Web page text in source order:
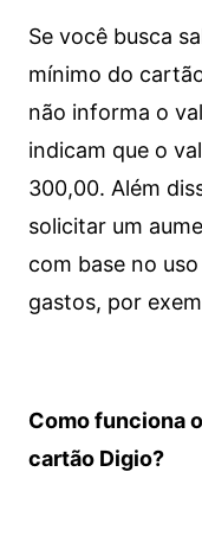
Se você busca
mínimo do
não informa o
indicam que o
300,00. Além
solicitar um
com base no
gastos, por
Como funciona
cartão Digio?